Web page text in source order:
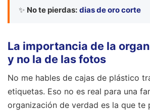
✨ No te pierdas: dias de oro corte
La importancia de la
y no la de las fotos
No me hables de cajas de plástico
etiquetas. Eso no es real para una
organización de verdad es la que te